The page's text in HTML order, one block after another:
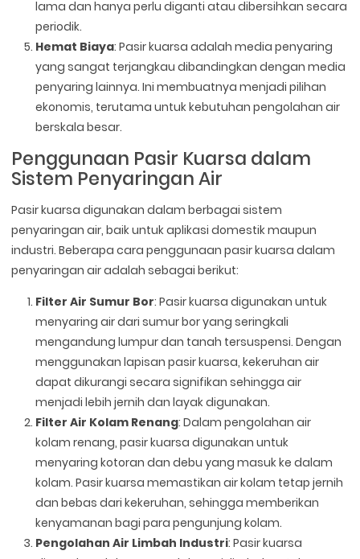
lama dan hanya perlu diganti atau dibersihkan secara
periodik.
Hemat Biaya: Pasir kuarsa adalah media penyaring
yang sangat terjangkau dibandingkan dengan media
penyaring lainnya. Ini membuatnya menjadi pilihan
ekonomis, terutama untuk kebutuhan pengolahan air
berskala besar.
Penggunaan Pasir Kuarsa dalam
Sistem Penyaringan Air
Pasir kuarsa digunakan dalam berbagai sistem
penyaringan air, baik untuk aplikasi domestik maupun
industri. Beberapa cara penggunaan pasir kuarsa dalam
penyaringan air adalah sebagai berikut:
Filter Air Sumur Bor: Pasir kuarsa digunakan untuk
menyaring air dari sumur bor yang seringkali
mengandung lumpur dan tanah tersuspensi. Dengan
menggunakan lapisan pasir kuarsa, kekeruhan air
dapat dikurangi secara signifikan sehingga air
menjadi lebih jernih dan layak digunakan.
Filter Air Kolam Renang: Dalam pengolahan air
kolam renang, pasir kuarsa digunakan untuk
menyaring kotoran dan debu yang masuk ke dalam
kolam. Pasir kuarsa memastikan air kolam tetap jernih
dan bebas dari kekeruhan, sehingga memberikan
kenyamanan bagi para pengunjung kolam.
Pengolahan Air Limbah Industri: Pasir kuarsa